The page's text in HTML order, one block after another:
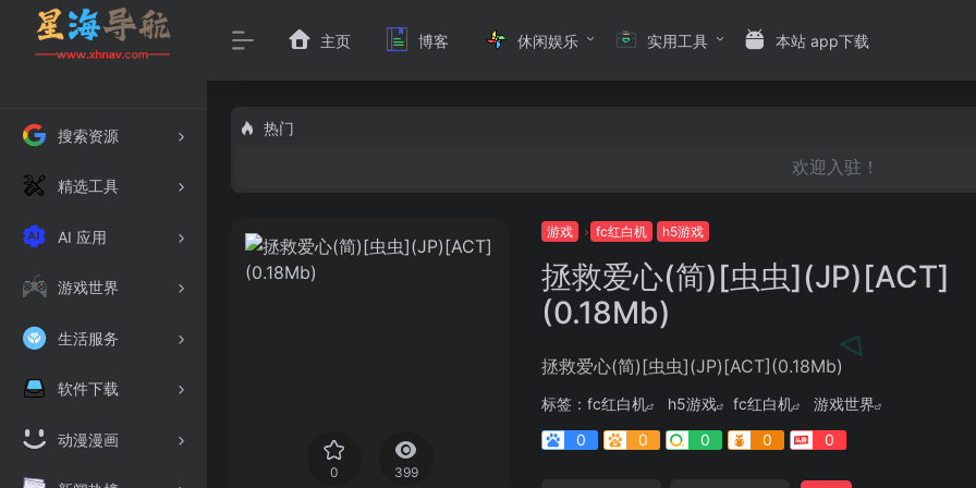
搜索资源
精选工具
AI 应用
游戏世界
生活服务
软件下载
动漫漫画
主页 博客 休闲娱乐 实用工具 本站 app下载
热门
欢迎入驻！
0 399
游戏 fc红白机 h5游戏
拯救爱心(简)[虫虫](JP)[ACT]
(0.18Mb)
拯救爱心(简)[虫虫](JP)[ACT](0.18Mb)
标签： fc红白机 h5游戏 fc红白机
游戏世界
0
0 0 0 0